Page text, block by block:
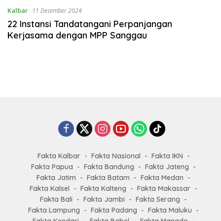
Kalbar 11 Desember 2024
22 Instansi Tandatangani Perpanjangan
Kerjasama dengan MPP Sanggau
Fakta Kalbar Fakta Nasional
Fakta IKN
Fakta Papua
Fakta Bandung
Fakta Jateng
Fakta Jatim
Fakta Batam
Fakta Medan
Fakta Kalsel
Fakta Kalteng
Fakta Makassar
Fakta Bali
Fakta Jambi
Fakta Serang
Fakta Lampung
Fakta Padang
Fakta Maluku